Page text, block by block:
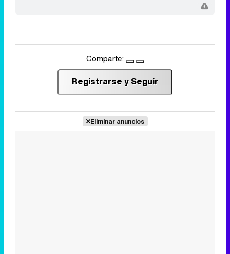
Comparte:
Registrarse y Seguir
Eliminar anuncios